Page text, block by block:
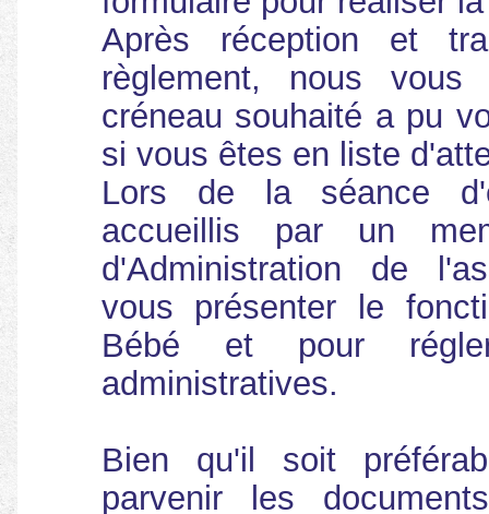
Après réception et
règlement, nous
créneau souhaité a pu
si vous êtes en liste
Lors de la séance
accueillis par un
d'Administration de
vous présenter le
Bébé et pour
administratives.
Bien qu'il soit
parvenir les